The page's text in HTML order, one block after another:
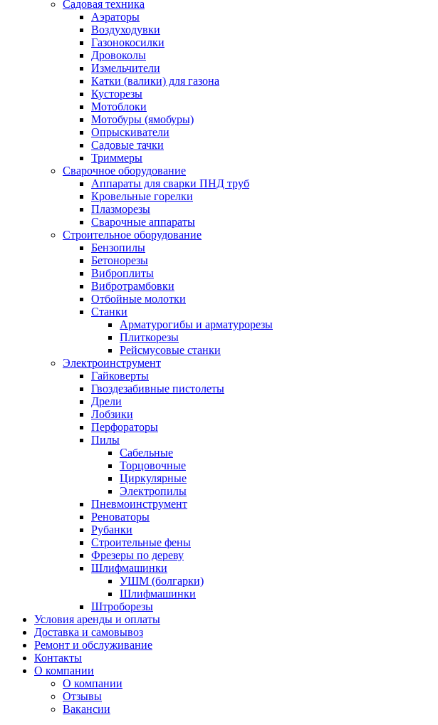
Садовая техника
Аэраторы
Воздуходувки
Газонокосилки
Дровоколы
Измельчители
Катки (валики) для газона
Кусторезы
Мотоблоки
Мотобуры (ямобуры)
Опрыскиватели
Садовые тачки
Триммеры
Сварочное оборудование
Аппараты для сварки ПНД труб
Кровельные горелки
Плазморезы
Сварочные аппараты
Строительное оборудование
Бензопилы
Бетонорезы
Виброплиты
Вибротрамбовки
Отбойные молотки
Станки
Арматурогибы и арматурорезы
Плиткорезы
Рейсмусовые станки
Электроинструмент
Гайковерты
Гвоздезабивные пистолеты
Дрели
Лобзики
Перфораторы
Пилы
Сабельные
Торцовочные
Циркулярные
Электропилы
Пневмоинструмент
Реноваторы
Рубанки
Строительные фены
Фрезеры по дереву
Шлифмашинки
УШМ (болгарки)
Шлифмашинки
Штроборезы
Условия аренды и оплаты
Доставка и самовывоз
Ремонт и обслуживание
Контакты
О компании
О компании
Отзывы
Вакансии